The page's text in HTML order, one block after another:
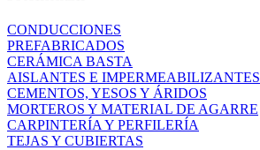
CONDUCCIONES
PREFABRICADOS
CERÁMICA BASTA
AISLANTES E IMPERMEABILIZANTES
CEMENTOS, YESOS Y ÁRIDOS
MORTEROS Y MATERIAL DE AGARRE
CARPINTERÍA Y PERFILERÍA
TEJAS Y CUBIERTAS